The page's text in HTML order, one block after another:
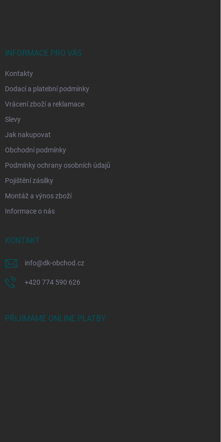
INFORMACE PRO VÁS
Kontakty
Dodací a platební podmínky
Vrácení zboží a reklamace
Slevy
Jak nakupovat
Obchodní podmínky
Podmínky ochrany osobních údajů
Pojištění zásilky
Montáž a výnos zboží
Informace o nás
KONTAKT
info@dk-obchod.cz
+420 774 590 626
PŘIJÍMÁME ONLINE PLATBY